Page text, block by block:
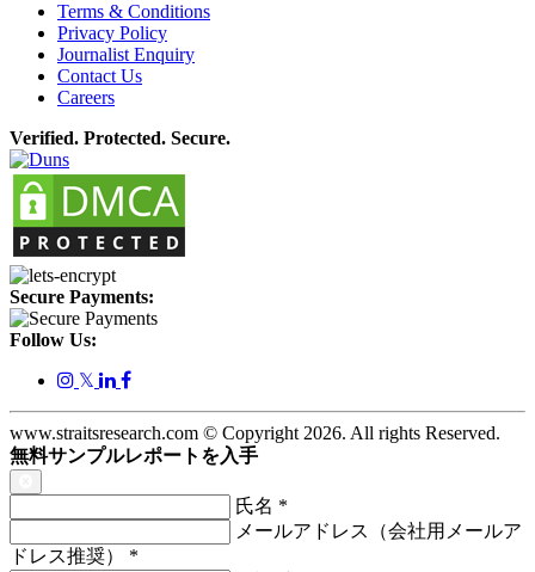
Terms & Conditions
Privacy Policy
Journalist Enquiry
Contact Us
Careers
Verified. Protected. Secure.
Secure Payments:
Follow Us:
𝕏
www.straitsresearch.com © Copyright 2026. All rights Reserved.
無料サンプルレポートを入手
氏名 *
メールアドレス（会社用メールア
ドレス推奨） *